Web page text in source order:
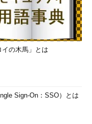
イの木馬」とは
Sign-On：SSO）とは